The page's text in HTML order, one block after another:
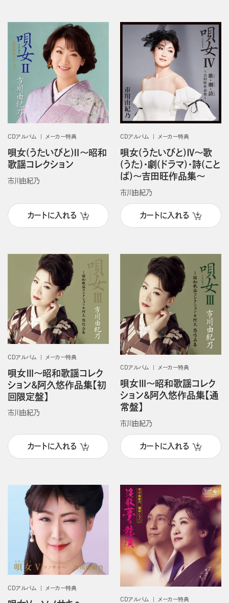
CDアルバム メーカー特典
唄女(うたいびと)Ⅱ～昭和
歌謡コレクション
市川由紀乃
カートに入れる
CDアルバム メーカー特典
唄女(うたいびと)Ⅳ～歌
(うた)・劇(ドラマ)・詩(こと
ば)～吉田旺作品集～
市川由紀乃
カートに入れる
CDアルバム メーカー特典
唄女Ⅲ～昭和歌謡コレク
ション&阿久悠作品集【初
回限定盤】
市川由紀乃
カートに入れる
CDアルバム メーカー特典
唄女Ⅲ～昭和歌謡コレク
ション&阿久悠作品集【通
常盤】
市川由紀乃
カートに入れる
CDアルバム メーカー特典
CDアルバム メーカー特典